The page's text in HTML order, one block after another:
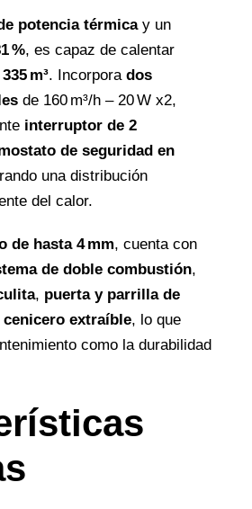
potencia térmicay un
%, es capaz de calentar
335 m³. Incorpora dos
de 160 m³/h – 20 W x2,
interruptor de 2
de seguridad en
una distribución
del calor.
de hasta 4 mm, cuenta con
de doble combustión,
, puerta y parrilla de
cenicero extraíble, lo que
como la durabilidad